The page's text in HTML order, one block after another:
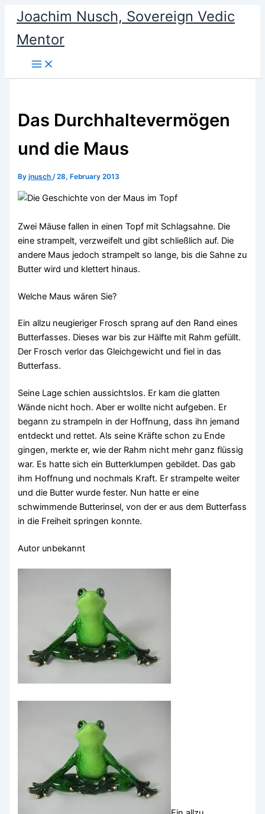
content
Joachim Nusch, Sovereign Vedic
Mentor
Das Durchhaltevermögen
und die Maus
Byjnusch/28, February 2013
Zwei Mäuse fallen in einen Topf mit Schlagsahne. Die
eine strampelt, verzweifelt und gibt schließlich auf. Die
andere Maus jedoch strampelt so lange, bis die Sahne zu
Butter wird und klettert hinaus.
Welche Maus wären Sie?
Ein allzu neugieriger Frosch sprang auf den Rand eines
Butterfasses. Dieses war bis zur Hälfte mit Rahm gefüllt.
Der Frosch verlor das Gleichgewicht und fiel in das
Butterfass.
Seine Lage schien aussichtslos. Er kam die glatten
Wände nicht hoch. Aber er wollte nicht aufgeben. Er
begann zu strampeln in der Hoffnung, dass ihn jemand
entdeckt und rettet. Als seine Kräfte schon zu Ende
gingen, merkte er, wie der Rahm nicht mehr ganz flüssig
war. Es hatte sich ein Butterklumpen gebildet. Das gab
ihm Hoffnung und nochmals Kraft. Er strampelte weiter
und die Butter wurde fester. Nun hatte er eine
schwimmende Butterinsel, von der er aus dem Butterfass
in die Freiheit springen konnte.
Autor unbekannt